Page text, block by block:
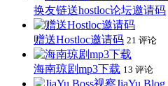
换友链送hostloc论坛邀请码
赠送Hostloc邀请码 21 评论
海南琼剧mp3下载 13 评论